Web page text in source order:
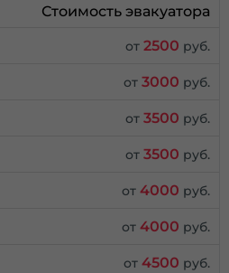
Стоимость эвакуатора
от2500 руб.
от3000 руб.
от3500 руб.
от3500 руб.
от4000 руб.
от4000 руб.
от4500 руб.